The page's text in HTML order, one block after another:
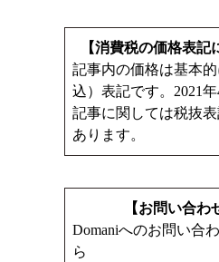
【消費税の価格表記
記事内の価格は基本
込）表記です。2021
記事に関しては税抜
あります。
【お問い合わ
Domaniへのお問い合
ら